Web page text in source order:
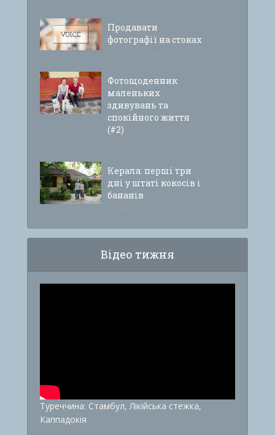
Продавати
фотографії на стоках
Фотощоденник
маленьких
здивувань та
спокійного життя
(#2)
Керала: перші три
дні у штаті кокосів і
бананів
Відео тижня
Туреччина: Стамбул, Лікійська стежка,
Каппадокія